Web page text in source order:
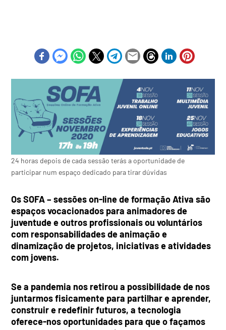
24 horas depois de cada sessão terás a oportunidade de
participar num espaço dedicado para tirar dúvidas
Os SOFA – sessões on-line de formação Ativa são
espaços vocacionados para animadores de
juventude e outros profissionais ou voluntários
com responsabilidades de animação e
dinamização de projetos, iniciativas e atividades
com jovens.
Se a pandemia nos retirou a possibilidade de nos
juntarmos fisicamente para partilhar e aprender,
construir e redefinir futuros, a tecnologia
oferece-nos oportunidades para que o façamos